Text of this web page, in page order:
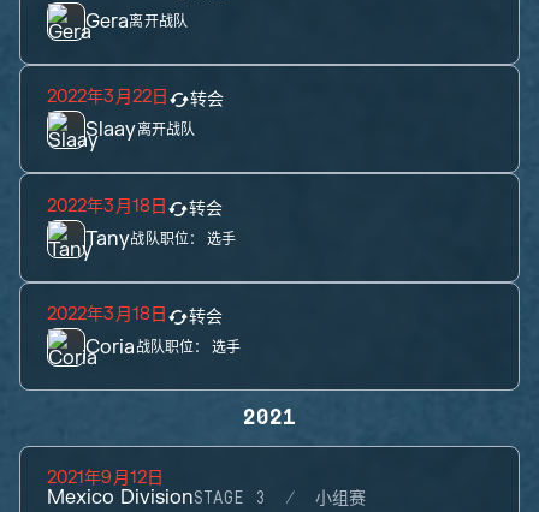
Gera离开战队
2022年3月22日 转会
Slaay离开战队
2022年3月18日 转会
Tany战队职位： 选手
2022年3月18日 转会
Coria战队职位： 选手
2021
2021年9月12日
Mexico DivisionSTAGE 3 小组赛